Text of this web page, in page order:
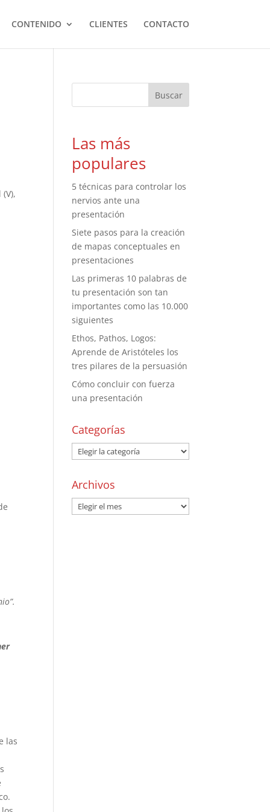
CONTENIDO CLIENTES CONTACTO
las
Las más
populares
5 técnicas para controlar los
nervios ante una
presentación
Siete pasos para la creación
de mapas conceptuales en
presentaciones
Las primeras 10 palabras de
tu presentación son tan
importantes como las 10.000
siguientes
Ethos, Pathos, Logos:
Aprende de Aristóteles los
tres pilares de la persuasión
Cómo concluir con fuerza
una presentación
Categorías
Archivos